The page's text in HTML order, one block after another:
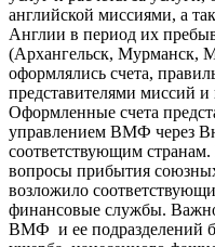
английской миссиями, а
Англии в период их
(Архангельск, Мурманск,
оформлялись счета,
представителями миссий
Оформленные счета
управлением ВМФ через
соответствующим
вопросы прибытия
возложило
финансовые службы.
ВМФ и ее подразделений